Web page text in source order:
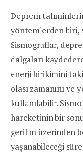
Deprem
yöntemlerden biri,
Sismograflar,
dalgaları
enerji birikimini
olası zamanını
kullanılabilir.
hareketinin bir
gerilim üzerinden
yaşanabileceği